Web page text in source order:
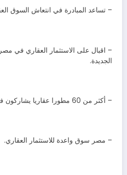
– تساعد المبادرة في انتعاش السوق
– اقبال على الاستثمار العقاري في
الجديدة.
– أكثر من 60 مطورا عقاريا يشاركون في المبادرة.
– مصر سوق واعدة للاستثمار العقاري.